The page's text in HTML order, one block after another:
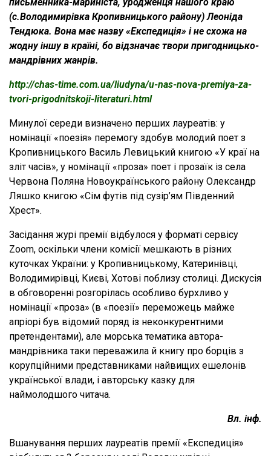
(с.Володимирівка Кропивницького району) Леоніда
Тендюка. Вона має назву «Експедиція» і не схожа на
жодну іншу в країні, бо відзначає твори пригодницько-
мандрівних жанрів.
http://chas-time.com.ua/liudyna/u-nas-nova-premiya-za-
tvori-prigodnitskoji-literaturi.html
Минулої середи визначено перших лауреатів: у
номінації «поезія» перемогу здобув молодий поет з
Кропивницького Василь Левицький книгою «У краї на
зліт часів», у номінації «проза» поет і прозаїк із села
Червона Поляна Новоукраїнського району Олександр
Ляшко книгою «Сім футів під сузір’ям Південний
Хрест».
Засідання журі премії відбулося у форматі сервісу
Zoom, оскільки члени комісії мешкають в різних
куточках України: у Кропивницькому, Катеринівці,
Володимирівці, Києві, Хотові поблизу столиці. Дискусія
в обговоренні розгорілась особливо бурхливо у
номінації «проза» (в «поезії» переможець майже
апріорі був відомий поряд із неконкурентними
претендентами), але морська тематика автора-
мандрівника таки переважила й книгу про борців з
корупційними представниками найвищих ешелонів
української влади, і авторську казку для
наймолодшого читача.
Вл. інф.
Вшанування перших лауреатів премії «Експедиція»